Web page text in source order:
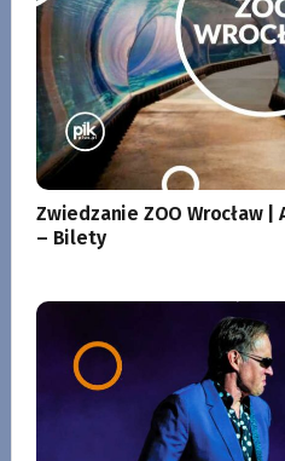
Zwiedzanie ZOO Wrocław |
– Bilety